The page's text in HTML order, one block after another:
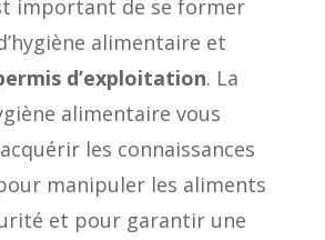
important de se former
alimentaire et
d’exploitation. La
alimentaire vous
les connaissances
manipuler les aliments
et pour garantir une